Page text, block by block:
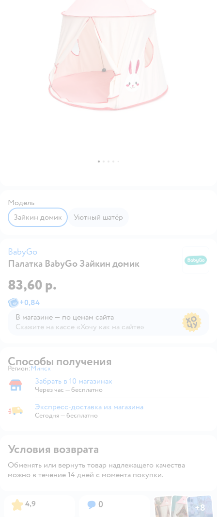
Модель
Зайкин домик
Уютный шатёр
BabyGo
Палатка BabyGo Зайкин домик
83,60 р.
+0,84
В магазине — по ценам сайта
Скажите на кассе «Хочу как на сайте»
Способы получения
Регион: Выбор адреса доставки.
Минск
Забрать в магазине
Забрать в 10 магазинах
Через час — бесплатно
Экспресс-доставка из магазина
Экспресс-доставка из магазина
Сегодня—бесплатно
Условия возврата
Обменять или вернуть товар надлежащего качества
можно в течение 14 дней с момента покупки.
Рейтинг:
4,9 Вопросов:
0 ФотоФотоФото
+8
Открыть